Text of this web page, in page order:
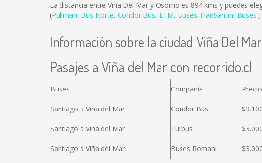
La distancia entre Viña Del Mar y Osorno es 894 kms y puedes
(Pullman, Bus Norte, Condor Bus, ETM, Buses TranSantin, Buses
Información sobre la ciudad Viña Del Mar
Pasajes a Viña del Mar con recorrido.cl
Buses Compañía Precio
Santiago a Viña del Mar Condor Bus $3.100
Santiago a Viña del Mar Turbus $3.000
Santiago a Viña del Mar Buses Romani $3.000